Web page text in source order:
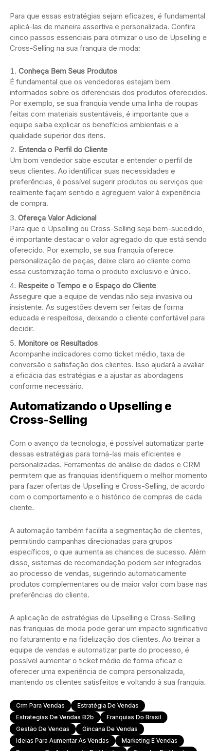
Para que essas estratégias sejam eficazes, é fundamental
aplicá-las de maneira assertiva e personalizada. Confira
cinco passos essenciais para otimizar o uso de Upselling e
Cross-Selling na sua franquia de moda:
Conheça Bem Seus Produtos
É fundamental que os vendedores estejam bem
informados sobre os diferenciais dos produtos oferecidos.
Por exemplo, se sua franquia vende uma linha de roupas
feitas com materiais sustentáveis, é importante que a
equipe saiba explicar os benefícios ambientais e a
qualidade superior dos itens.
Entenda o Perfil do Cliente
Um bom vendedor sabe escutar e entender o perfil de
seus clientes. Ao identificar suas necessidades e
preferências, é possível sugerir produtos ou serviços que
realmente façam sentido e agreguem valor à experiência
de compra.
Ofereça Valor Adicional
Para que o Upselling ou Cross-Selling seja bem-sucedido,
é importante destacar o valor agregado do que está sendo
oferecido. Por exemplo, se sua franquia oferece
personalização de peças, deixe claro ao cliente como
essa customização torna o produto exclusivo e único.
Respeite o Tempo e o Espaço do Cliente
Assegure que a equipe de vendas não seja invasiva ou
insistente. As sugestões devem ser feitas de forma
educada e respeitosa, deixando o cliente confortável para
decidir.
Monitore os Resultados
Acompanhe indicadores como ticket médio, taxa de
conversão e satisfação dos clientes. Isso ajudará a avaliar
a eficácia das estratégias e a ajustar as abordagens
conforme necessário.
Automatizando o Upselling e
Cross-Selling
Com o avanço da tecnologia, é possível automatizar parte
dessas estratégias para torná-las mais eficientes e
personalizadas. Ferramentas de análise de dados e CRM
permitem que as franquias identifiquem o melhor momento
para fazer ofertas de Upselling e Cross-Selling, de acordo
com o comportamento e o histórico de compras de cada
cliente.
A automação também facilita a segmentação de clientes,
permitindo campanhas direcionadas para grupos
específicos, o que aumenta as chances de sucesso. Além
disso, sistemas de recomendação podem ser integrados
ao processo de vendas, sugerindo automaticamente
produtos complementares ou de maior valor com base nas
preferências do cliente.
A aplicação de estratégias de Upselling e Cross-Selling
nas franquias de moda pode gerar um impacto significativo
no faturamento e na fidelização dos clientes. Ao treinar a
equipe de vendas e automatizar parte do processo, é
possível aumentar o ticket médio de forma eficaz e
oferecer uma experiência de compra personalizada,
mantendo os clientes satisfeitos e voltando à sua franquia.
Crm Para Vendas
Estratégia De Vendas
Estrategias De Vendas B2b
Franquias Do Brasil
Gestão De Vendas
Gincana De Vendas
Ideias Para Aumentar As Vendas
Marketing E Vendas